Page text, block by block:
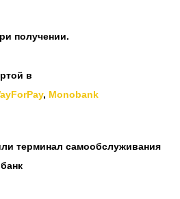
получении.
в
, Monobank
терминал самообслуживания